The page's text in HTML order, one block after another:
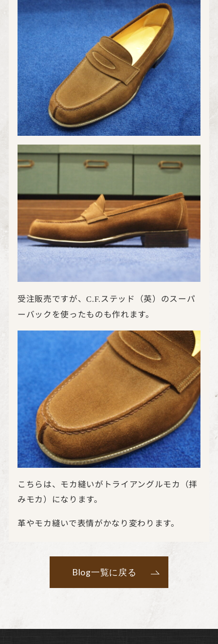
受注販売ですが、C.F. ステッド（英）のスーパ
ーバックを使ったものも作れます。
こちらは、モカ縫いがトライアングルモカ（拝
みモカ）になります。
革やモカ縫いで表情がかなり変わります。
Blog一覧に戻る